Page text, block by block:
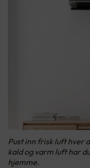
Pust inn frisk luft hver
kald og varm luft har
hjemme.